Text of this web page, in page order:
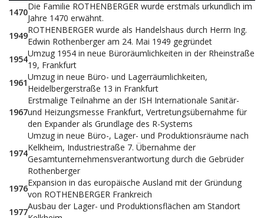
1470
Die Familie ROTHENBERGER wurde erstmals urkundlich im
Jahre 1470 erwähnt.
1949
ROTHENBERGER wurde als Handelshaus durch Herrn Ing.
Edwin Rothenberger am 24. Mai 1949 gegründet
1954
Umzug 1954 in neue Büroräumlichkeiten in der Rheinstraße
19, Frankfurt
1961
Umzug in neue Büro- und Lagerräumlichkeiten,
Heidelbergerstraße 13 in Frankfurt
1967
Erstmalige Teilnahme an der ISH Internationale Sanitär-
und Heizungsmesse Frankfurt, Vertretungsübernahme für
den Expander als Grundlage des R-Systems
1974
Umzug in neue Büro-, Lager- und Produktionsräume nach
Kelkheim, Industriestraße 7. Übernahme der
Gesamtunternehmensverantwortung durch die Gebrüder
Rothenberger
1976
Expansion in das europäische Ausland mit der Gründung
von ROTHENBERGER Frankreich
1977
Ausbau der Lager- und Produktionsflächen am Standort